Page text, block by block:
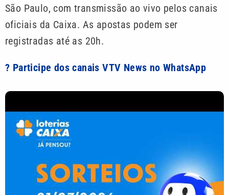
São Paulo, com transmissão ao vivo pelos canais
oficiais da Caixa. As apostas podem ser
registradas até as 20h.
? Participe dos canais VTV News no WhatsApp